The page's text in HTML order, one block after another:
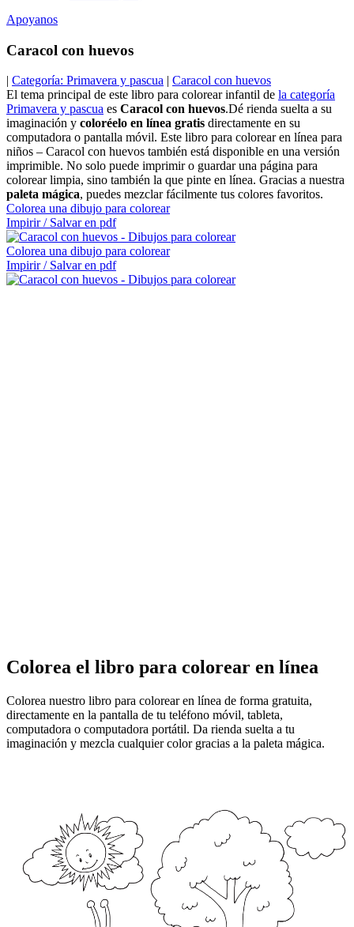
Apoyanos
Caracol con huevos
| Categoría: Primavera y pascua | Caracol con huevos
El tema principal de este libro para colorear infantil de la categoría
Primavera y pascua es Caracol con huevos.Dé rienda suelta a su
imaginación y coloréelo en línea gratis directamente en su
computadora o pantalla móvil. Este libro para colorear en línea para
niños – Caracol con huevos también está disponible en una versión
imprimible. No solo puede imprimir o guardar una página para
colorear limpia, sino también la que pinte en línea. Gracias a nuestra
paleta mágica, puedes mezclar fácilmente tus colores favoritos.
Colorea una dibujo para colorear
Impirir / Salvar en pdf
Colorea una dibujo para colorear
Impirir / Salvar en pdf
Colorea el libro para colorear en línea
Colorea nuestro libro para colorear en línea de forma gratuita,
directamente en la pantalla de tu teléfono móvil, tableta,
computadora o computadora portátil. Da rienda suelta a tu
imaginación y mezcla cualquier color gracias a la paleta mágica.